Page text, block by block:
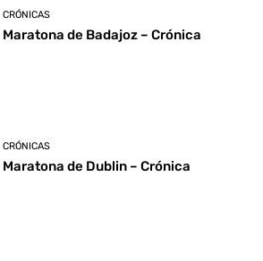
CRÓNICAS
Maratona de Badajoz – Crónica
CRÓNICAS
Maratona de Dublin – Crónica